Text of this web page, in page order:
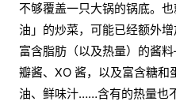
不够覆盖一只大锅的锅底。
油」的炒菜，可能已经额外
富含脂肪（以及热量）的酱
瓣酱、XO 酱，以及富含糖和
油、鲜味汁……含有的热量也